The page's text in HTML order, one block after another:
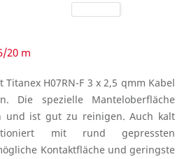
20 m
H07RN-F 3 x 2,5 qmm Kabel
Die spezielle Manteloberfläche
und ist gut zu reinigen. Auch kalt
mit rund gepressten
Kontaktfläche und geringste